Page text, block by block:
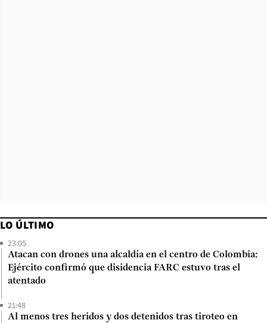
LO ÚLTIMO
23:05
Atacan con drones una alcaldía en el centro de Colombia:
Ejército confirmó que disidencia FARC estuvo tras el
atentado
21:48
Al menos tres heridos y dos detenidos tras tiroteo en